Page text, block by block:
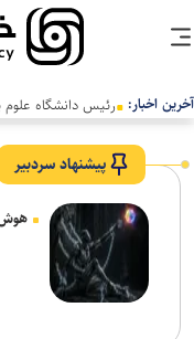
آخرین اخبار: رئیس دانشگاه علوم
پیشنهاد سردبیر